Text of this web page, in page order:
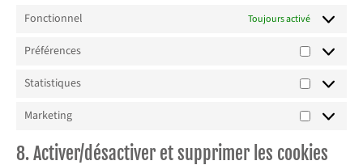
Fonctionnel Toujours activé
Préférences
Statistiques
Marketing
8. Activer/désactiver et supprimer les cookies